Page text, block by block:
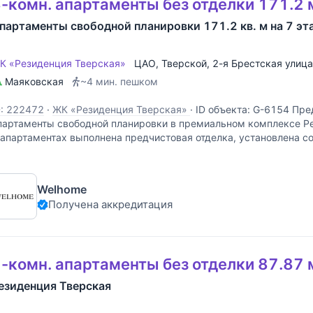
комн. апартаменты без отделки 171.2
свободной планировки 171.2 кв. м на 7
«Резиденция Тверская» ЦАО, Тверской, 2-я Брестская улица
Маяковская
~4 мин. пешком
222472 · ЖК «Резиденция Тверская» · ID объекта: G-6154
свободной планировки в премиальном комплексе
выполнена предчистовая отделка, установлена
Welhome
Получена аккредитация
комн. апартаменты без отделки 87.87
Тверская